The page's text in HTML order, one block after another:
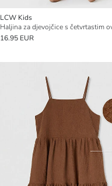
LCW Kids
16.95 EUR